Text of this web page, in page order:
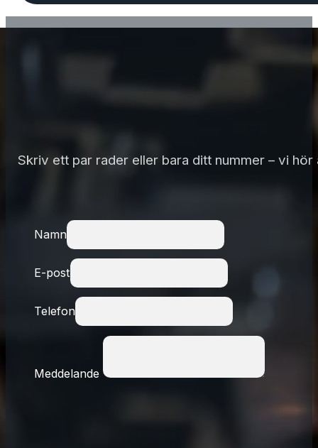
Skriv ett par rader eller bara ditt nummer – vi
Namn
E-post
Telefon
Meddelande